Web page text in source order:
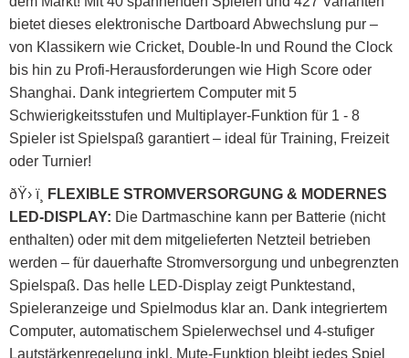
bietet dieses elektronische Dartboard Abwechslung pur –
von Klassikern wie Cricket, Double-In und Round the Clock
bis hin zu Profi-Herausforderungen wie High Score oder
Shanghai. Dank integriertem Computer mit 5
Schwierigkeitsstufen und Multiplayer-Funktion für 1 - 8
Spieler ist Spielspaß garantiert – ideal für Training, Freizeit
oder Turnier!
ðŸ› ï¸
FLEXIBLE STROMVERSORGUNG & MODERNES
LED-DISPLAY: Die Dartmaschine kann per Batterie (nicht
enthalten) oder mit dem mitgelieferten Netzteil betrieben
werden – für dauerhafte Stromversorgung und unbegrenzten
Spielspaß. Das helle LED-Display zeigt Punktestand,
Spieleranzeige und Spielmodus klar an. Dank integriertem
Computer, automatischem Spielerwechsel und 4-stufiger
Lautstärkenregelung inkl. Mute-Funktion bleibt jedes Spiel